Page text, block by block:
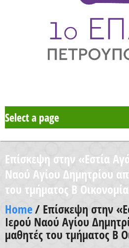
Select a page
Το Σχολείο μας
Δράση Μαθητείας
Καθηγητές
Μαθητές και Γονείς/
Επίσκεψη στην «Εστία
Ναού Αγίου Δημητρίου
του τμήματος Β
Home/ Επίσκεψη στην
Ιερού Ναού Αγίου
μαθητές του τμήματος Β